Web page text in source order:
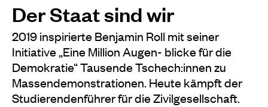
Der Staat sind wir
2019 inspirierte Benjamin Roll mit seiner
Initiative „Eine Million Augen- blicke für die
Demokratie“ Tausende Tschech:innen zu
Massendemonstrationen. Heute kämpft der
Studierendenführer für die Zivilgesellschaft.